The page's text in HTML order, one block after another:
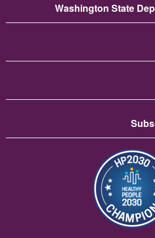
Washington State